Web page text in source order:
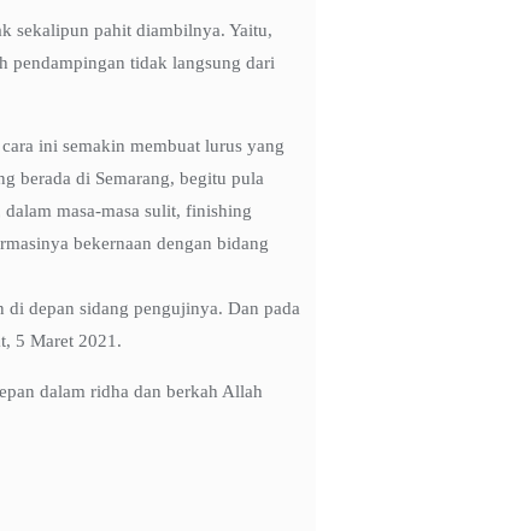
sekalipun pahit diambilnya. Yaitu,
pendampingan tidak langsung dari
ini semakin membuat lurus yang
berada di Semarang, begitu pula
masa-masa sulit, finishing
bekernaan dengan bidang
depan sidang pengujinya. Dan pada
5 Maret 2021.
dalam ridha dan berkah Allah